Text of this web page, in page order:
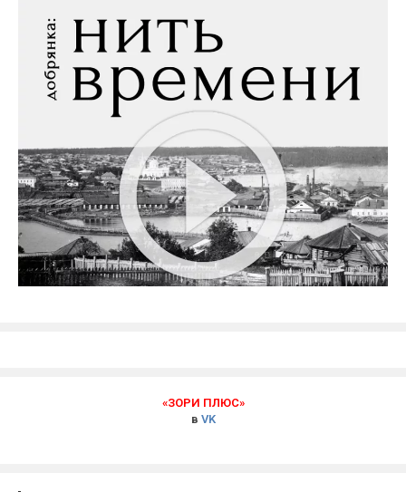
«ЗОРИ ПЛЮС»
в VK